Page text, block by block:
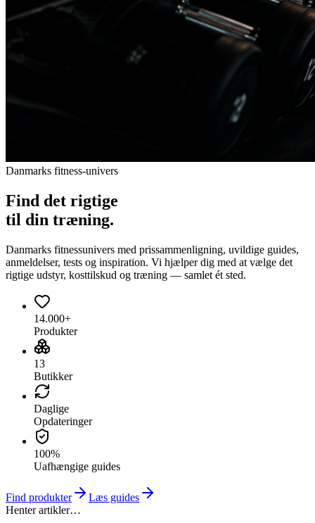
Danmarks fitness-univers
Find det rigtige
til din træning.
Danmarks fitnessunivers med prissammenligning, uvildige guides,
anmeldelser, tests og inspiration. Vi hjælper dig med at vælge det
rigtige udstyr, kosttilskud og træning — samlet ét sted.
14.000+
Produkter
13
Butikker
Daglige
Opdateringer
100%
Uafhængige guides
Find produkter
Læs guides
Henter artikler…